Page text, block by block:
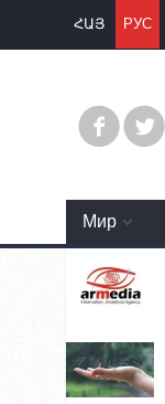
ՀԱՅ РУС
Mир